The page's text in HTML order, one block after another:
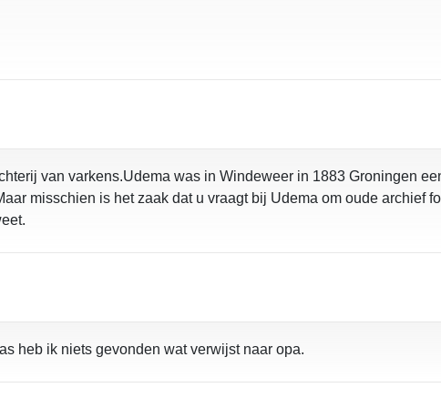
van varkens.Udema was in Windeweer in 1883 Groningen
misschien is het zaak dat u vraagt bij Udema om oude archief
heb ik niets gevonden wat verwijst naar opa.